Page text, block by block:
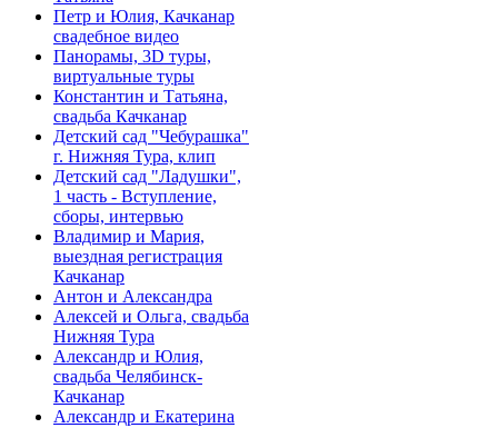
Петр и Юлия, Качканар
свадебное видео
Панорамы, 3D туры,
виртуальные туры
Константин и Татьяна,
свадьба Качканар
Детский сад "Чебурашка"
г. Нижняя Тура, клип
Детский сад "Ладушки",
1 часть - Вступление,
сборы, интервью
Владимир и Мария,
выездная регистрация
Качканар
Антон и Александра
Алексей и Ольга, свадьба
Нижняя Тура
Александр и Юлия,
свадьба Челябинск-
Качканар
Александр и Екатерина